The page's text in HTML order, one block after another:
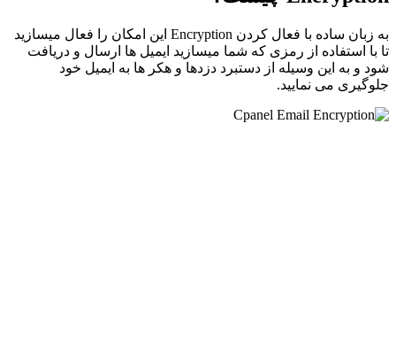
به زبان ساده با فعال کردن Encryption این امکان را فعال میسازید
تا با استفاده از رمزی که شما میسازید ایمیل ها ارسال و دریافت
شود و به این وسیله از دستبرد دزدها و هکر ها به ایمیل خود
جلوگیری می نمایید.